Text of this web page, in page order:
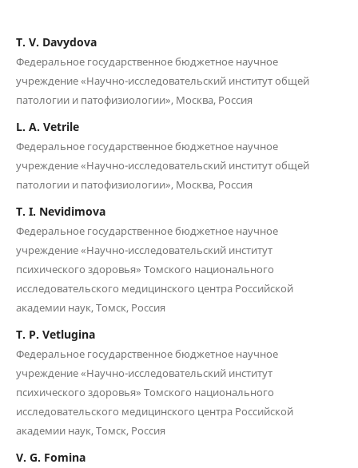
T. V. Davydova
Федеральное государственное бюджетное научное
учреждение «Научно-исследовательский институт общей
патологии и патофизиологии», Москва, Россия
L. A. Vetrile
Федеральное государственное бюджетное научное
учреждение «Научно-исследовательский институт общей
патологии и патофизиологии», Москва, Россия
T. I. Nevidimova
Федеральное государственное бюджетное научное
учреждение «Научно-исследовательский институт
психического здоровья» Томского национального
исследовательского медицинского центра Российской
академии наук, Томск, Россия
T. P. Vetlugina
Федеральное государственное бюджетное научное
учреждение «Научно-исследовательский институт
психического здоровья» Томского национального
исследовательского медицинского центра Российской
академии наук, Томск, Россия
V. G. Fomina